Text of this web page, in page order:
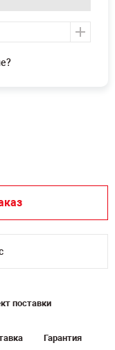
поставки
Гарантия